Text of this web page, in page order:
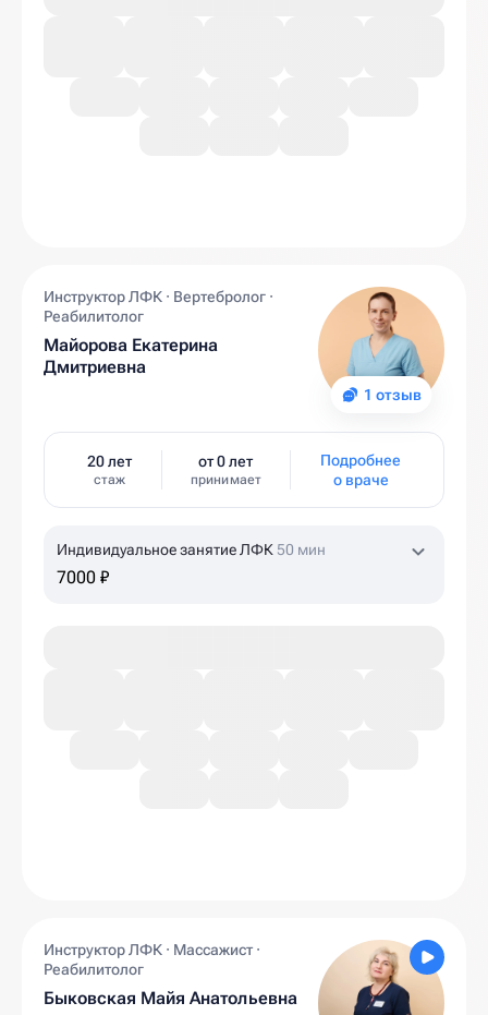
1 отзыв
Инструктор ЛФК · Вертебролог ·
Реабилитолог
Майорова Екатерина
Дмитриевна
20 лет
стаж
от 0 лет
принимает
Подробнее
о враче
Индивидуальное занятие ЛФК 50 мин
7000 ₽
Инструктор ЛФК · Массажист ·
Реабилитолог
Быковская Майя Анатольевна